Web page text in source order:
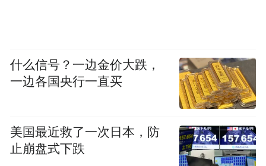
什么信号？一边金价大跌，
一边各国央行一直买
美国最近救了一次日本，防
止崩盘式下跌